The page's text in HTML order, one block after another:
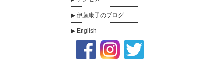
伊藤康子のブログ
English